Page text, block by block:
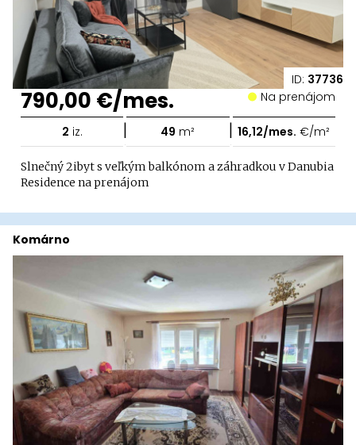
ID: 37736
790,00 €/mes. Na prenájom
2 iz. | 49 m² | 16,12/mes. €/m²
Slnečný 2ibyt s veľkým balkónom a záhradkou v Danubia
Residence na prenájom
Komárno